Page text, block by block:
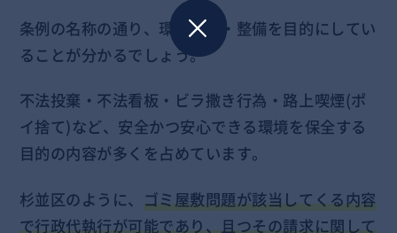
条例の名称の通り、環境美化・整備を目的にしてい
ることが分かるでしょう。
不法投棄・不法看板・ビラ撒き行為・路上喫煙(ポ
イ捨て)など、安全かつ安心できる環境を保全する
目的の内容が多くを占めています。
杉並区のように、 ゴミ屋敷問題が該当してくる内容
で行政代執行が可能であり、且つその請求に関して